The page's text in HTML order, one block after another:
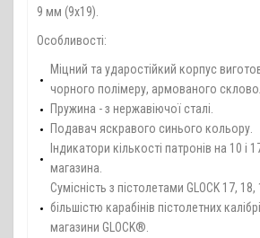
9 мм (9х19).
Особливості:
Міцний та ударостійкий корпус
чорного полімеру, армованого
Пружина - з нержавіючої сталі.
Подавач яскравого синього кольору.
Індикатори кількості патронів на 10 і
магазина.
Сумісність з пістолетами GLOCK 17,
більшістю карабінів пістолетних
магазини GLOCK®.